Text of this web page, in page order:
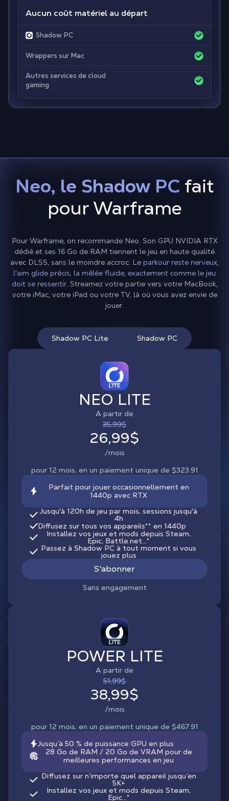
Aucun coût matériel au départ
Shadow PC
Wrappers sur Mac
Autres services de cloud
gaming
Neo, le Shadow PC fait
pour Warframe
Pour Warframe, on recommande Neo. Son GPU NVIDIA RTX
dédié et ses 16 Go de RAM tiennent le jeu en haute qualité
avec DLSS, sans le moindre accroc. Le parkour reste nerveux,
l'aim glide précis, la mêlée fluide, exactement comme le jeu
doit se ressentir.Streamez votre partie vers votre MacBook,
votre iMac, votre iPad ou votre TV, là où vous avez envie de
jouer.
Shadow PC Lite Shadow PC
NEO LITE
A partir de
35,99$
26,99$
/mois
pour 12 mois, en un paiement unique de $323.91
Parfait pour jouer occasionnellement en
1440p avec RTX
Jusqu'à 120h de jeu par mois, sessions jusqu'à
4h
Diffusez sur tous vos appareils** en 1440p
Installez vos jeux et mods depuis Steam,
Epic, Battle.net...*
Passez à Shadow PC à tout moment si vous
jouez plus
S'abonner
Sans engagement
POWER LITE
A partir de
51,99$
38,99$
/mois
pour 12 mois, en un paiement unique de $467.91
Jusqu’à 50 % de puissance GPU en plus
28 Go de RAM / 20 Go de VRAM pour de
meilleures performances en jeu
Diffusez sur n’importe quel appareil jusqu’en
5K+
Installez vos jeux et mods depuis Steam,
Epic...*